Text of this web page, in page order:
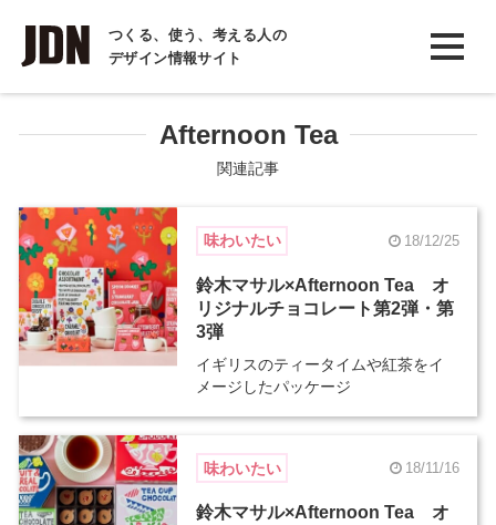
つくる、使う、考える人の
デザイン情報サイト
INTERVIEW
インタビュー
REPORT
COLUMN
コラム
Afternoon Tea
関連記事
味わいたい 18/12/25
鈴木マサル×Afternoon Tea オ
リジナルチョコレート第2弾・第
3弾
イギリスのティータイムや紅茶をイ
メージしたパッケージ
味わいたい 18/11/16
鈴木マサル×Afternoon Tea オ